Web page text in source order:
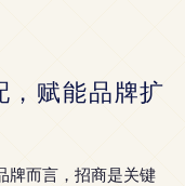
，赋能品牌扩
牌而言，招商是关键